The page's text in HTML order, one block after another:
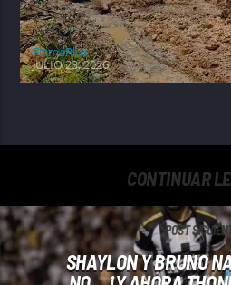
FlamaPlus
JULIO 23, 2026
CONTINUAR
POST
SHAYLON Y BRUNO